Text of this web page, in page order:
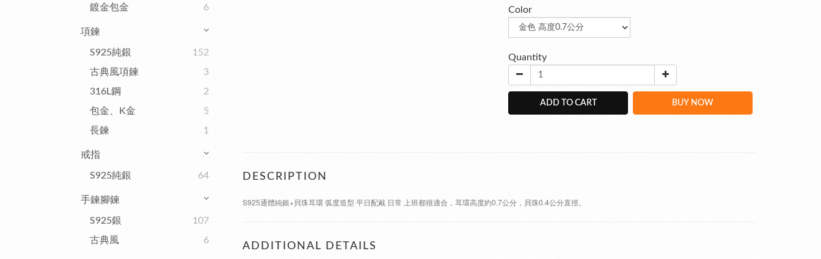
鍍金包金
6
項鍊
S925純銀
152
古典風項鍊
3
316L鋼
2
包金、K金
5
長鍊
1
戒指
S925純銀 64
手鍊腳鍊
S925銀
107
古典風
6
Color
Quantity
ADD TO CART BUY NOW
DESCRIPTION
S925通體純銀+貝珠耳環 弧度造型 平日配戴 日常 上班都很適合，耳環高度約0.7公分，貝珠0.4公分直徑。
ADDITIONAL DETAILS